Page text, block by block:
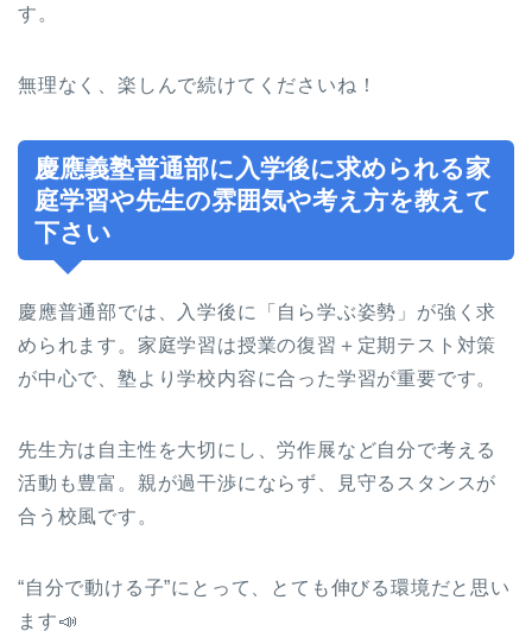
す。
無理なく、楽しんで続けてくださいね！
慶應義塾普通部に入学後に求められる家
庭学習や先生の雰囲気や考え方を教えて
下さい
慶應普通部では、入学後に「自ら学ぶ姿勢」が強く求
められます。家庭学習は授業の復習＋定期テスト対策
が中心で、塾より学校内容に合った学習が重要です。
先生方は自主性を大切にし、労作展など自分で考える
活動も豊富。親が過干渉にならず、見守るスタンスが
合う校風です。
“自分で動ける子”にとって、とても伸びる環境だと思い
ます📣